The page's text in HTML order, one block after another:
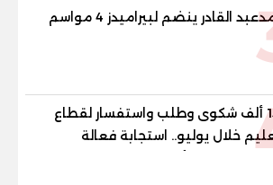
القادر ينضم لبيراميدز 4 مواسم
15.8 ألف شكوى وطلب واستفسار لقطاع
خلال يوليو.. استجابة فعالة
الطلاب وأولياء الأمور